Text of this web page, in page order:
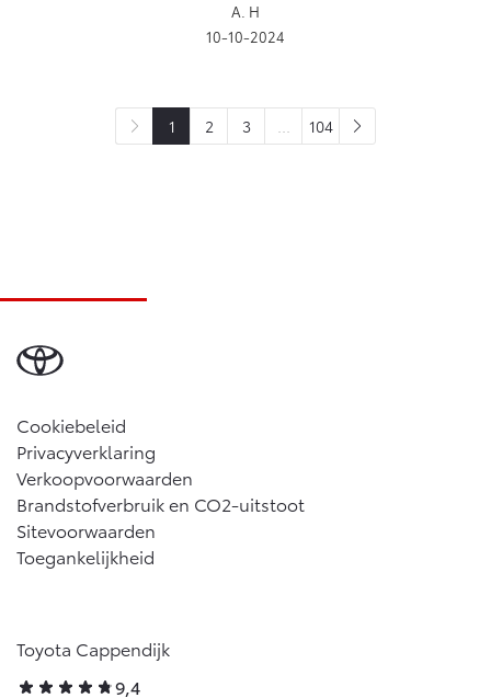
A. H
10-10-2024
1 2 3 ... 104
Cookiebeleid
Privacyverklaring
Verkoopvoorwaarden
Brandstofverbruik en CO2-uitstoot
Sitevoorwaarden
Toegankelijkheid
Toyota Cappendijk
9,4